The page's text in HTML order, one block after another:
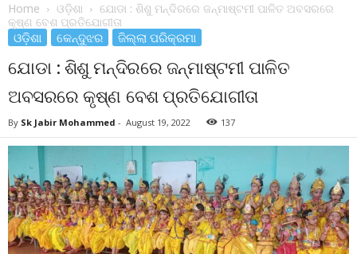
Home ଓଡ଼ିଶା
ଯୋଡା : ଶିଶୁ ମନ୍ଦିରରେ ଜନ୍ମାଷ୍ଟମୀ ପାଳିତ ଅବସରରେ
କୃଷ୍ଣ ବେଶ ପ୍ରତିଯୋଗୀତା
ଓଡ଼ିଶା କେନ୍ଦୁଝର ଜିଲ୍ଲା ପରିକ୍ରମା
ଯୋଡା : ଶିଶୁ ମନ୍ଦିରରେ ଜନ୍ମାଷ୍ଟମୀ ପାଳିତ
ଅବସରରେ କୃଷ୍ଣ ବେଶ ପ୍ରତିଯୋଗୀତା
By Sk Jabir Mohammed - August 19, 2022 137